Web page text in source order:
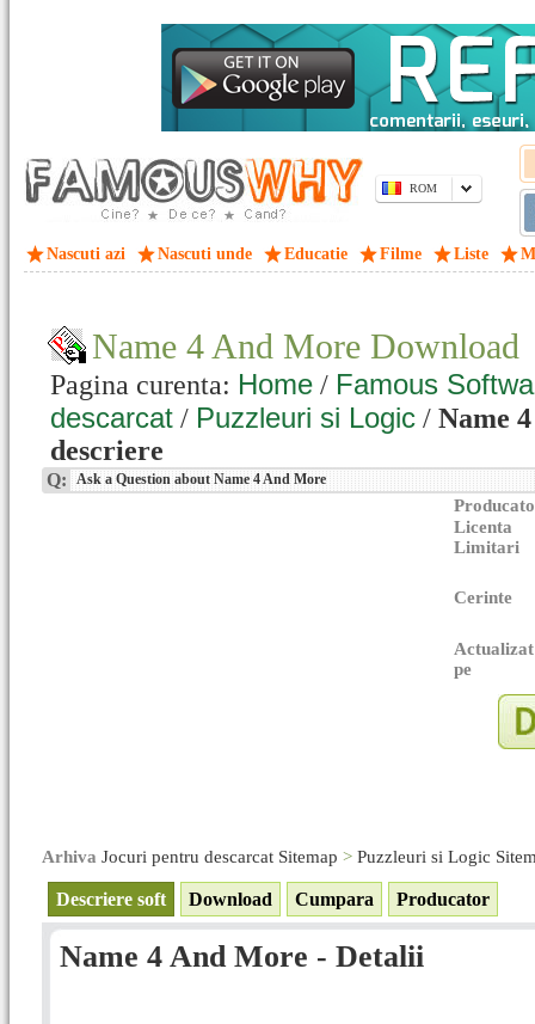
ROM
Nascuti azi Nascuti unde Educatie Filme Liste
Name 4 And More Download
Pagina curenta: Home / Famous
descarcat / Puzzleuri si Logic / Name
descriere
Q: Ask a Question about Name 4 And More
Licenta
Limitari
Cerinte
Actualizat
pe
Arhiva Jocuri pentru descarcat Sitemap > Puzzleuri si Logic
Descriere soft Download Cumpara Producator
Name 4 And More - Detalii